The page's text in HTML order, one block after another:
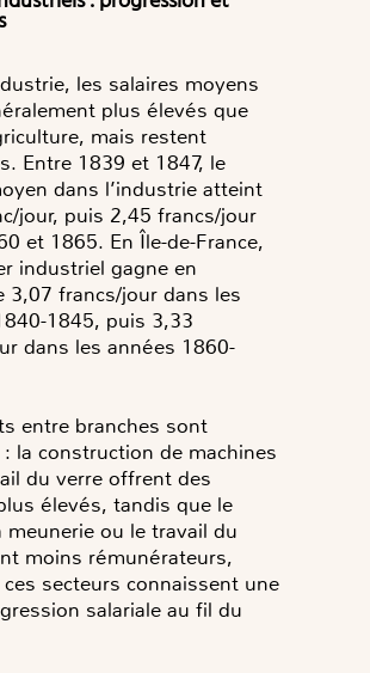
les salaires moyens
plus élevés que
mais restent
Entre 1839 et 1847, le
dans l’industrie atteint
jour, puis 2,45 francs/jour
et 1865. En Île-de-France,
industriel gagne en
3,07 francs/jour dans les
1845, puis 3,33
dans les années 1860-
entre branches sont
la construction de machines
du verre offrent des
élevés, tandis que le
meunerie ou le travail du
moins rémunérateurs,
secteurs connaissent une
salariale au fil du